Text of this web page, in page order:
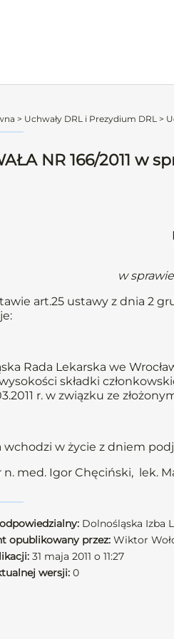
> Uchwały DRL i Prezydium DRL >
NR 166/2011 w
w
art.25 ustawy z dnia 2
Rada Lekarska we
składki
r. w związku ze
wchodzi w życie z dniem
n. med. Igor Chęciński, lek.
Dolnośląska Izba
opublikowany przez: Wiktor
31 maja 2011 o 11:27
wersji: 0